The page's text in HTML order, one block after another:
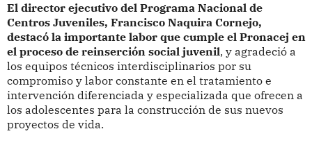
El director ejecutivo del Programa Nacional de
Centros Juveniles, Francisco Naquira Cornejo,
destacó la importante labor que cumple el Pronacej en
el proceso de reinserción social juvenil, y agradeció a
los equipos técnicos interdisciplinarios por su
compromiso y labor constante en el tratamiento e
intervención diferenciada y especializada que ofrecen a
los adolescentes para la construcción de sus nuevos
proyectos de vida.